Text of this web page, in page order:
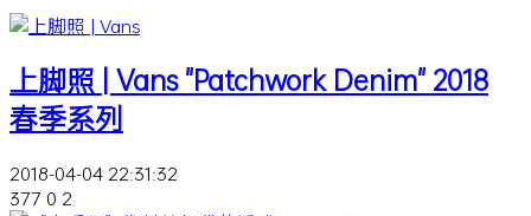
上脚照 | Vans "Patchwork Denim" 2018
春季系列
2018-04-04 22:31:32
377 0 2